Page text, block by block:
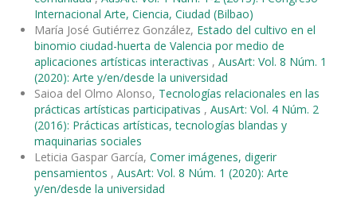
Internacional Arte, Ciencia, Ciudad (Bilbao)
María José Gutiérrez González, Estado del cultivo en el
binomio ciudad-huerta de Valencia por medio de
aplicaciones artísticas interactivas , AusArt: Vol. 8 Núm. 1
(2020): Arte y/en/desde la universidad
Saioa del Olmo Alonso, Tecnologías relacionales en las
prácticas artísticas participativas , AusArt: Vol. 4 Núm. 2
(2016): Prácticas artísticas, tecnologías blandas y
maquinarias sociales
Leticia Gaspar García, Comer imágenes, digerir
pensamientos , AusArt: Vol. 8 Núm. 1 (2020): Arte
y/en/desde la universidad